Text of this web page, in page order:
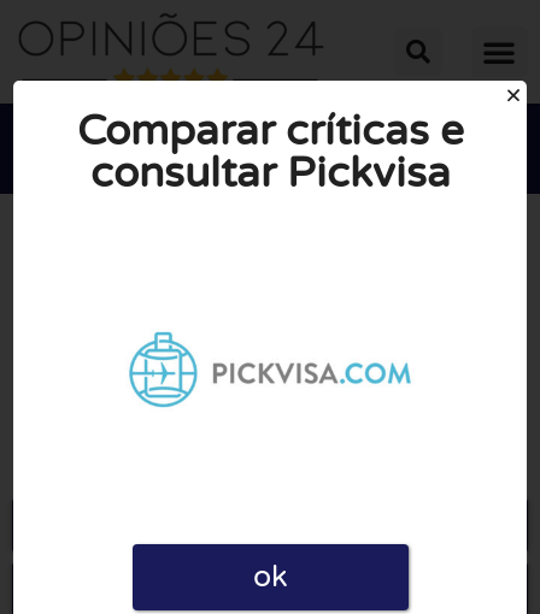

Escrever uma opinião
Comparar críticas e
consultar Pickvisa
ok